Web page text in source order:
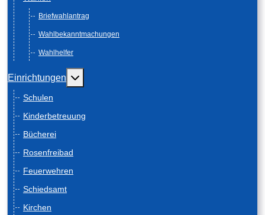
Briefwahlantrag
Wahlbekanntmachungen
Wahlhelfer
Einrichtungen Weitere Informationen: Einrichtungen
Schulen
Kinderbetreuung
Bücherei
Rosenfreibad
Feuerwehren
Schiedsamt
Kirchen